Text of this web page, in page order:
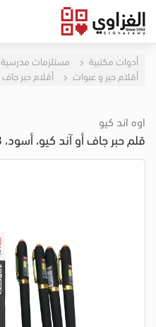
أدوات مكتبية مستلزمات مدرسية
أقلام حبر و عبوات
أقلام حبر جاف
اوه اند كيو
قلم حبر جاف أو آند كيو، أسود، Q.558